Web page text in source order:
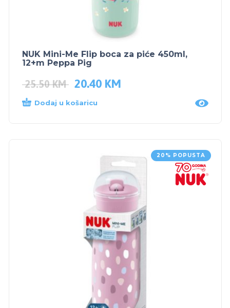
NUK Mini-Me Flip boca za piće 450ml,
12+m Peppa Pig
25.50KM 20.40 KM
Dodaj u košaricu
20% POPUSTA